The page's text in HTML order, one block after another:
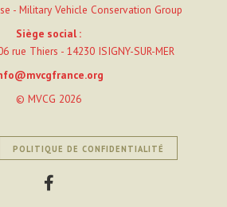
- Military Vehicle Conservation Group
Siège social :
rue Thiers - 14230 ISIGNY-SUR-MER
© MVCG 2026
POLITIQUE DE CONFIDENTIALITÉ